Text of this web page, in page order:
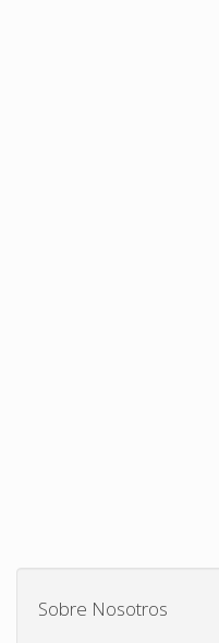
Sobre Nosotros